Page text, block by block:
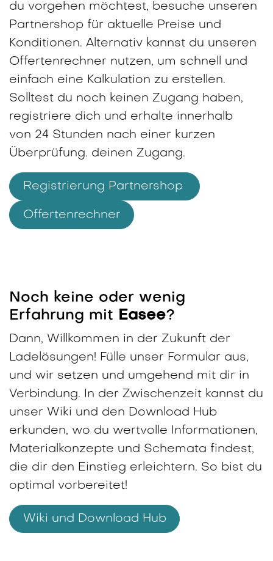
du vorgehen möchtest, besuche unseren
Partnershop für aktuelle Preise und
Konditionen. Alternativ kannst du unseren
Offertenrechner nutzen, um schnell und
einfach eine Kalkulation zu erstellen.
Solltest du noch keinen Zugang haben,
registriere dich und erhalte innerhalb
von 24 Stunden nach einer kurzen
Überprüfung. deinen Zugang.
Registrierung Partnershop
Offertenrechner
Noch keine oder wenig
Erfahrung mit
Easee?
Dann, Willkommen in der Zukunft der
Ladelösungen! Fülle unser Formular aus,
und wir setzen und umgehend mit dir in
Verbindung. In der Zwischenzeit kannst du
unser Wiki und den Download Hub
erkunden, wo du wertvolle Informationen,
Materialkonzepte und Schemata findest,
die dir den Einstieg erleichtern. So bist du
optimal vorbereitet!
Wiki und Download Hub